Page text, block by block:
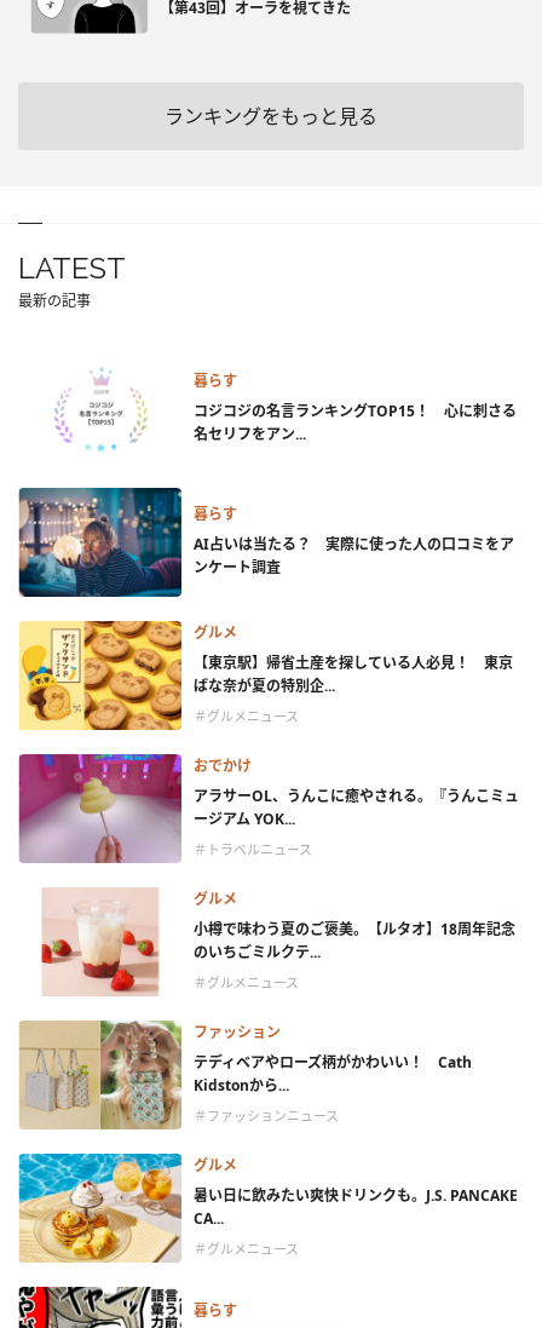
【第43回】オーラを視てきた
ランキングをもっと見る
LATEST
最新の記事
暮らす
コジコジの名言ランキングTOP15！ 心に刺さる
名セリフをアン...
暮らす
AI占いは当たる？ 実際に使った人の口コミをア
ンケート調査
グルメ
【東京駅】帰省土産を探している人必見！ 東京
ばな奈が夏の特別企...
＃グルメニュース
おでかけ
アラサーOL、うんこに癒やされる。『うんこミュ
ージアム YOK...
＃トラベルニュース
グルメ
小樽で味わう夏のご褒美。【ルタオ】18周年記念
のいちごミルクテ...
＃グルメニュース
ファッション
テディベアやローズ柄がかわいい！ Cath
Kidstonから...
＃ファッションニュース
グルメ
暑い日に飲みたい爽快ドリンクも。J.S. PANCAKE
CA...
＃グルメニュース
暮らす